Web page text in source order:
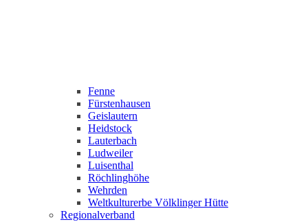
Fenne
Fürstenhausen
Geislautern
Heidstock
Lauterbach
Ludweiler
Luisenthal
Röchlinghöhe
Wehrden
Weltkulturerbe Völklinger Hütte
Regionalverband